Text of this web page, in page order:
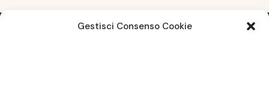
Gestisci Consenso Cookie